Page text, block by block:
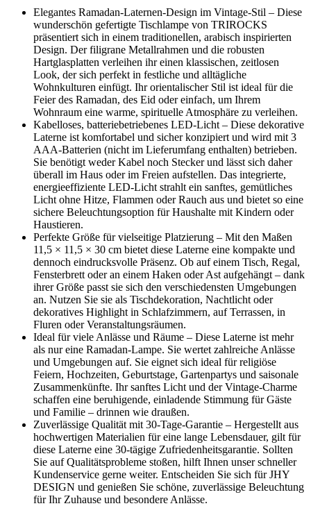
Elegantes Ramadan-Laternen-Design im Vintage-Stil – Diese
wunderschön gefertigte Tischlampe von TRIROCKS
präsentiert sich in einem traditionellen, arabisch inspirierten
Design. Der filigrane Metallrahmen und die robusten
Hartglasplatten verleihen ihr einen klassischen, zeitlosen
Look, der sich perfekt in festliche und alltägliche
Wohnkulturen einfügt. Ihr orientalischer Stil ist ideal für die
Feier des Ramadan, des Eid oder einfach, um Ihrem
Wohnraum eine warme, spirituelle Atmosphäre zu verleihen.
Kabelloses, batteriebetriebenes LED-Licht – Diese dekorative
Laterne ist komfortabel und sicher konzipiert und wird mit 3
AAA-Batterien (nicht im Lieferumfang enthalten) betrieben.
Sie benötigt weder Kabel noch Stecker und lässt sich daher
überall im Haus oder im Freien aufstellen. Das integrierte,
energieeffiziente LED-Licht strahlt ein sanftes, gemütliches
Licht ohne Hitze, Flammen oder Rauch aus und bietet so eine
sichere Beleuchtungsoption für Haushalte mit Kindern oder
Haustieren.
Perfekte Größe für vielseitige Platzierung – Mit den Maßen
11,5 × 11,5 × 30 cm bietet diese Laterne eine kompakte und
dennoch eindrucksvolle Präsenz. Ob auf einem Tisch, Regal,
Fensterbrett oder an einem Haken oder Ast aufgehängt – dank
ihrer Größe passt sie sich den verschiedensten Umgebungen
an. Nutzen Sie sie als Tischdekoration, Nachtlicht oder
dekoratives Highlight in Schlafzimmern, auf Terrassen, in
Fluren oder Veranstaltungsräumen.
Ideal für viele Anlässe und Räume – Diese Laterne ist mehr
als nur eine Ramadan-Lampe. Sie wertet zahlreiche Anlässe
und Umgebungen auf. Sie eignet sich ideal für religiöse
Feiern, Hochzeiten, Geburtstage, Gartenpartys und saisonale
Zusammenkünfte. Ihr sanftes Licht und der Vintage-Charme
schaffen eine beruhigende, einladende Stimmung für Gäste
und Familie – drinnen wie draußen.
Zuverlässige Qualität mit 30-Tage-Garantie – Hergestellt aus
hochwertigen Materialien für eine lange Lebensdauer, gilt für
diese Laterne eine 30-tägige Zufriedenheitsgarantie. Sollten
Sie auf Qualitätsprobleme stoßen, hilft Ihnen unser schneller
Kundenservice gerne weiter. Entscheiden Sie sich für JHY
DESIGN und genießen Sie schöne, zuverlässige Beleuchtung
für Ihr Zuhause und besondere Anlässe.